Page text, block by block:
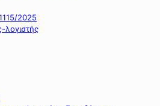
2025
λογιστής